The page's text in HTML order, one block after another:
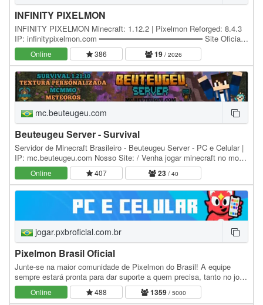
INFINITY PIXELMON
INFINITY PIXELMON Minecraft: 1.12.2 | Pixelmon Reforged: 8.4.3
IP: infinitypixelmon.com ━━━━━━━━━━━━━━━━━━━━━━ Site Oficial:
🌐 Site Oficial Discord: 💬 Entre no nosso…
Online 386 19/ 2026
mc.beuteugeu.com
Beuteugeu Server - Survival
Servidor de Minecraft Brasileiro - Beuteugeu Server - PC e Celular |
IP: mc.beuteugeu.com Nosso Site: / Venha jogar minecraft no modo
sobrevivência com vários outros…
Online 407 23/ 40
jogar.pxbroficial.com.br
Pixelmon Brasil Oficial
Junte-se na maior comunidade de Pixelmon do Brasil! A equipe
sempre estará pronta para dar suporte a quem precisa, tanto no jogo
quanto no nosso Discord. Aprenda a…
Online 488 1359/ 5000